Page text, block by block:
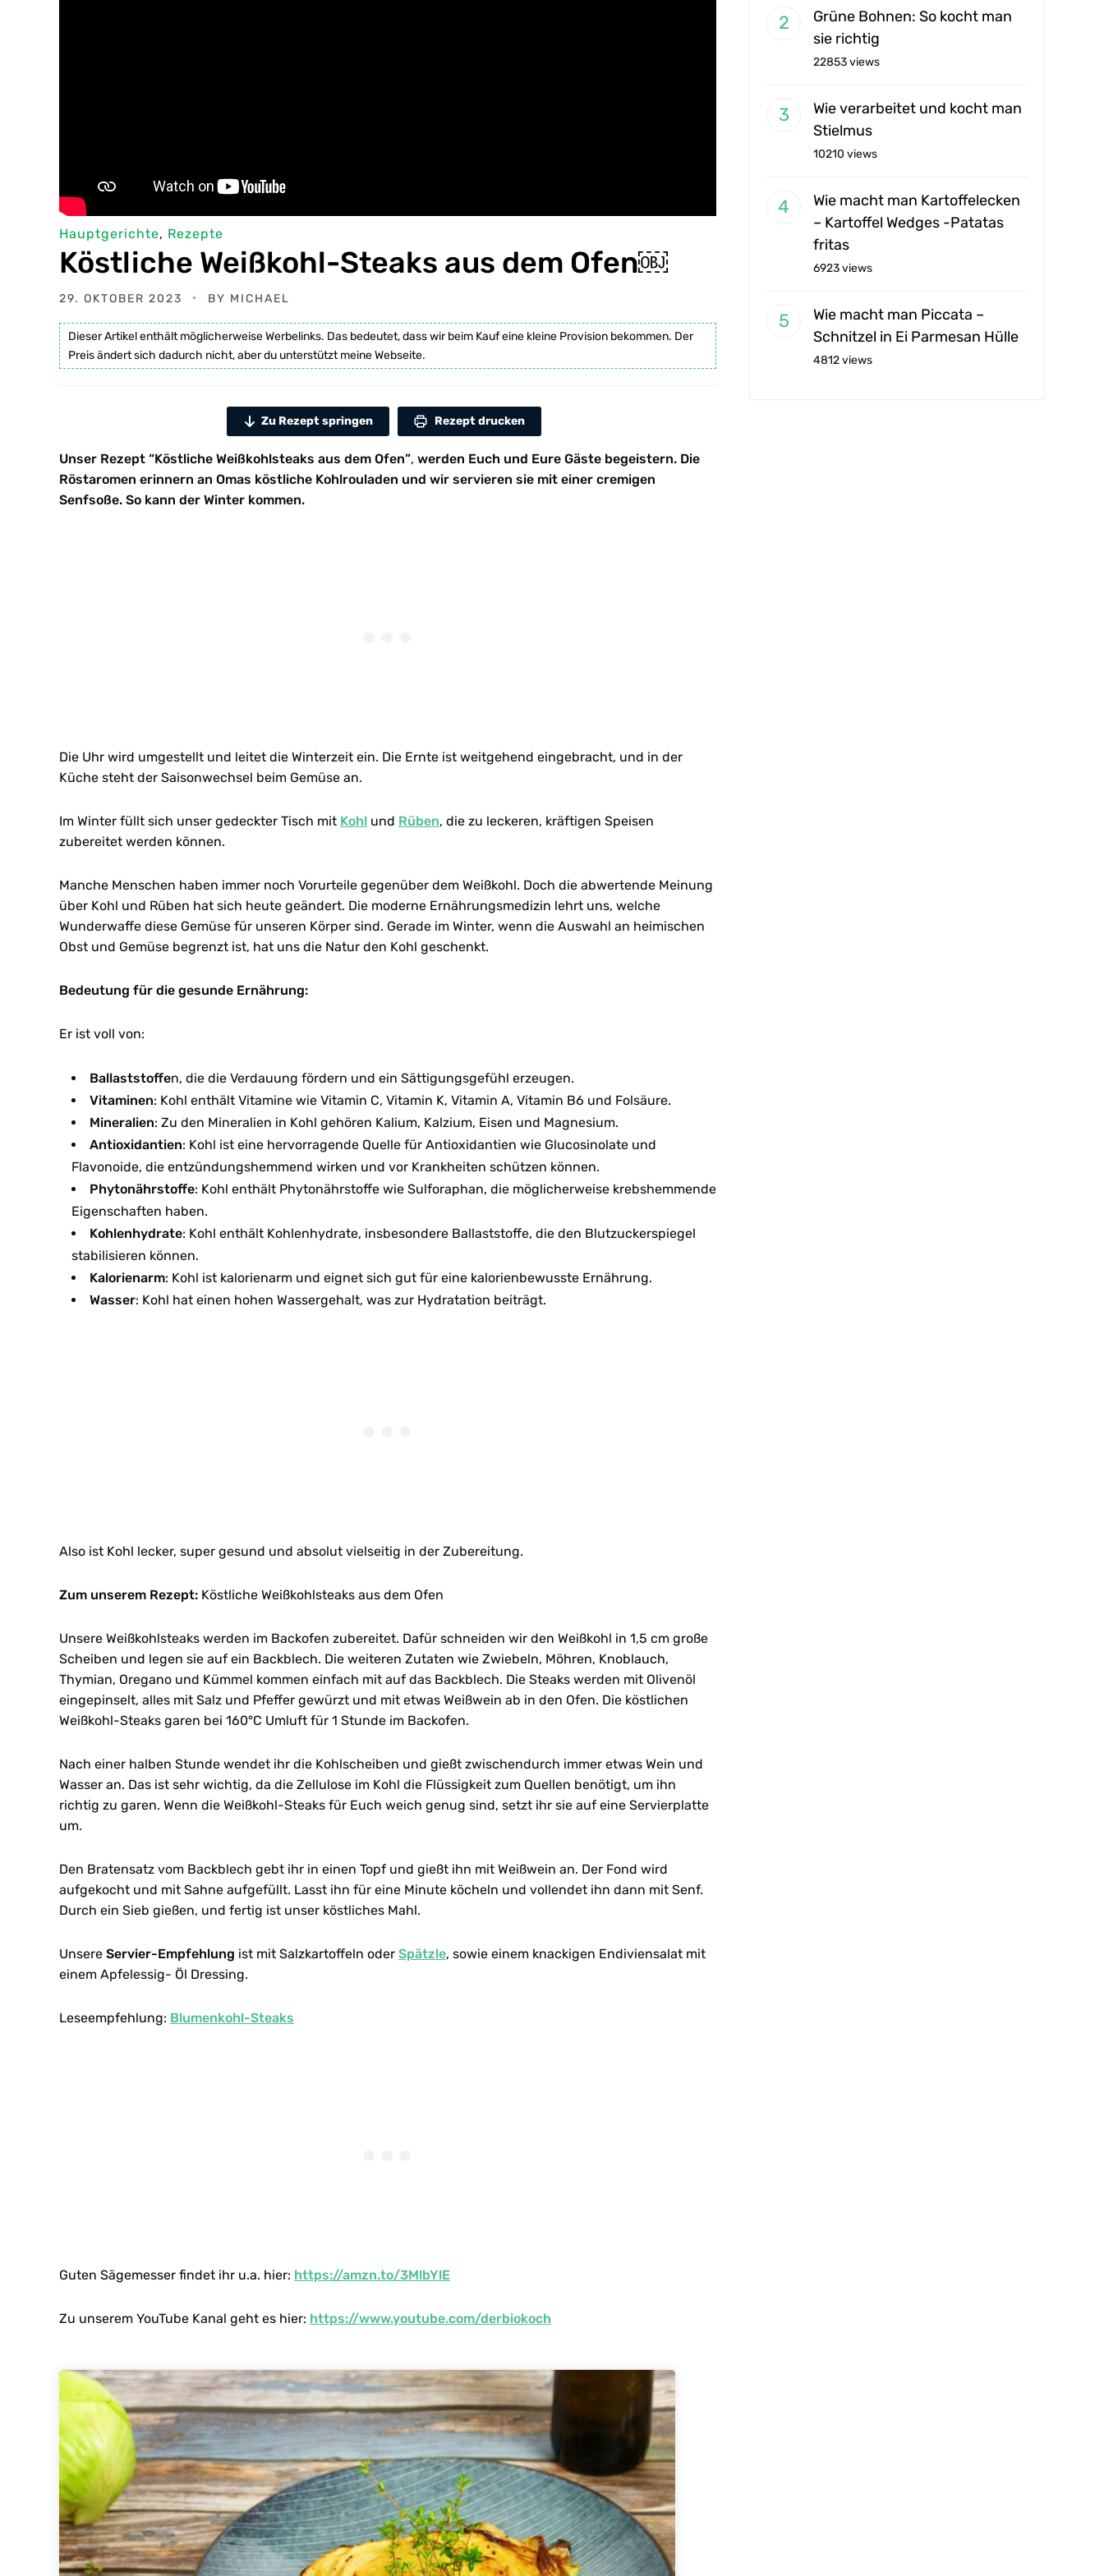
Hauptgerichte, Rezepte
Köstliche Weißkohl-Steaks aus dem Ofen￼
29. OKTOBER 2023 BY MICHAEL
Dieser Artikel enthält möglicherweise Werbelinks. Das bedeutet, dass wir beim Kauf eine kleine Provision bekommen. Der
Preis ändert sich dadurch nicht, aber du unterstützt meine Webseite.
Zu Rezept springen Rezept drucken
Unser Rezept “Köstliche Weißkohlsteaks aus dem Ofen”, werden Euch und Eure Gäste begeistern. Die
Röstaromen erinnern an Omas köstliche Kohlrouladen und wir servieren sie mit einer cremigen
Senfsoße. So kann der Winter kommen.
Die Uhr wird umgestellt und leitet die Winterzeit ein. Die Ernte ist weitgehend eingebracht, und in der
Küche steht der Saisonwechsel beim Gemüse an.
Im Winter füllt sich unser gedeckter Tisch mit Kohl und Rüben, die zu leckeren, kräftigen Speisen
zubereitet werden können.
Manche Menschen haben immer noch Vorurteile gegenüber dem Weißkohl. Doch die abwertende Meinung
über Kohl und Rüben hat sich heute geändert. Die moderne Ernährungsmedizin lehrt uns, welche
Wunderwaffe diese Gemüse für unseren Körper sind. Gerade im Winter, wenn die Auswahl an heimischen
Obst und Gemüse begrenzt ist, hat uns die Natur den Kohl geschenkt.
Bedeutung für die gesunde Ernährung:
Er ist voll von:
Ballaststoffen, die die Verdauung fördern und ein Sättigungsgefühl erzeugen.
Vitaminen: Kohl enthält Vitamine wie Vitamin C, Vitamin K, Vitamin A, Vitamin B6 und Folsäure.
Mineralien: Zu den Mineralien in Kohl gehören Kalium, Kalzium, Eisen und Magnesium.
Antioxidantien: Kohl ist eine hervorragende Quelle für Antioxidantien wie Glucosinolate und
Flavonoide, die entzündungshemmend wirken und vor Krankheiten schützen können.
Phytonährstoffe: Kohl enthält Phytonährstoffe wie Sulforaphan, die möglicherweise krebshemmende
Eigenschaften haben.
Kohlenhydrate: Kohl enthält Kohlenhydrate, insbesondere Ballaststoffe, die den Blutzuckerspiegel
stabilisieren können.
Kalorienarm: Kohl ist kalorienarm und eignet sich gut für eine kalorienbewusste Ernährung.
Wasser: Kohl hat einen hohen Wassergehalt, was zur Hydratation beiträgt.
Also ist Kohl lecker, super gesund und absolut vielseitig in der Zubereitung.
Zum unserem Rezept: Köstliche Weißkohlsteaks aus dem Ofen
Unsere Weißkohlsteaks werden im Backofen zubereitet. Dafür schneiden wir den Weißkohl in 1,5 cm große
Scheiben und legen sie auf ein Backblech. Die weiteren Zutaten wie Zwiebeln, Möhren, Knoblauch,
Thymian, Oregano und Kümmel kommen einfach mit auf das Backblech. Die Steaks werden mit Olivenöl
eingepinselt, alles mit Salz und Pfeffer gewürzt und mit etwas Weißwein ab in den Ofen. Die köstlichen
Weißkohl-Steaks garen bei 160°C Umluft für 1 Stunde im Backofen.
Nach einer halben Stunde wendet ihr die Kohlscheiben und gießt zwischendurch immer etwas Wein und
Wasser an. Das ist sehr wichtig, da die Zellulose im Kohl die Flüssigkeit zum Quellen benötigt, um ihn
richtig zu garen. Wenn die Weißkohl-Steaks für Euch weich genug sind, setzt ihr sie auf eine Servierplatte
um.
Den Bratensatz vom Backblech gebt ihr in einen Topf und gießt ihn mit Weißwein an. Der Fond wird
aufgekocht und mit Sahne aufgefüllt. Lasst ihn für eine Minute köcheln und vollendet ihn dann mit Senf.
Durch ein Sieb gießen, und fertig ist unser köstliches Mahl.
Unsere Servier-Empfehlung ist mit Salzkartoffeln oder Spätzle, sowie einem knackigen Endiviensalat mit
einem Apfelessig- Öl Dressing.
Leseempfehlung: Blumenkohl-Steaks
Guten Sägemesser findet ihr u.a. hier: https://amzn.to/3MlbYlE
Zu unserem YouTube Kanal geht es hier: https://www.youtube.com/derbiokoch
Grüne Bohnen: So kocht man
sie richtig
22853 views
Wie verarbeitet und kocht man
Stielmus
10210 views
Wie macht man Kartoffelecken
– Kartoffel Wedges -Patatas
fritas
6923 views
Wie macht man Piccata –
Schnitzel in Ei Parmesan Hülle
4812 views